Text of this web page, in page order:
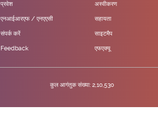
प्रवेश
एनआईआरएफ / एनएएसी
संपर्क करें
Feedback
अस्वीकरण
सहायता
साइटमैप
एफएक्यू
कुल आगंतुक संख्या: 2,10,530